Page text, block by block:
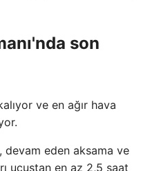
son
ve en ağır hava
devam eden aksama ve
uçuştan en az 2,5 saat